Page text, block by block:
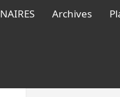
Archives